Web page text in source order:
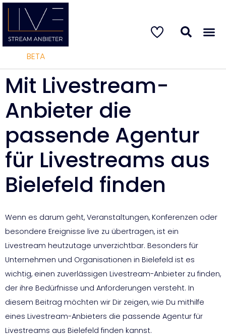
BETA
Mit Livestream-
Anbieter die
passende Agentur
für Livestreams aus
Bielefeld finden
Wenn es darum geht, Veranstaltungen, Konferenzen oder
besondere Ereignisse live zu übertragen, ist ein
Livestream heutzutage unverzichtbar. Besonders für
Unternehmen und Organisationen in Bielefeld ist es
wichtig, einen zuverlässigen Livestream-Anbieter zu finden,
der ihre Bedürfnisse und Anforderungen versteht. In
diesem Beitrag möchten wir Dir zeigen, wie Du mithilfe
eines Livestream-Anbieters die passende Agentur für
Livestreams aus Bielefeld finden kannst.